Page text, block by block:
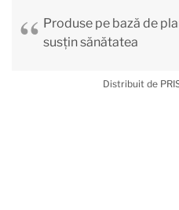
Produse pe bază de
susțin sănătatea
Distribuit de